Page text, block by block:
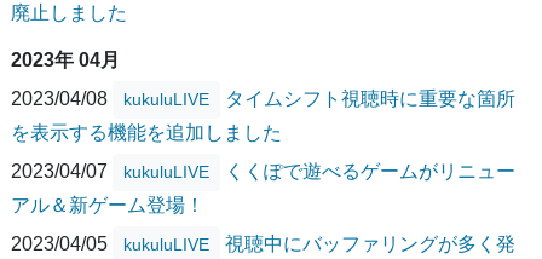
廃止しました
2023年 04月
2023/04/08
kukuluLIVE
タイムシフト視聴時に重要な箇所
を表示する機能を追加しました
2023/04/07
kukuluLIVE
くくぽで遊べるゲームがリニュー
アル＆新ゲーム登場！
2023/04/05
kukuluLIVE
視聴中にバッファリングが多く発